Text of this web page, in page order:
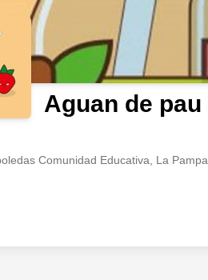
Aguan de pau
Comunidad Educativa, La Pampa